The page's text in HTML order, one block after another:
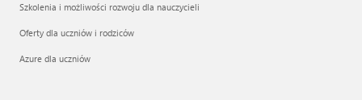
Szkolenia i możliwości rozwoju dla nauczycieli
Oferty dla uczniów i rodziców
Azure dla uczniów